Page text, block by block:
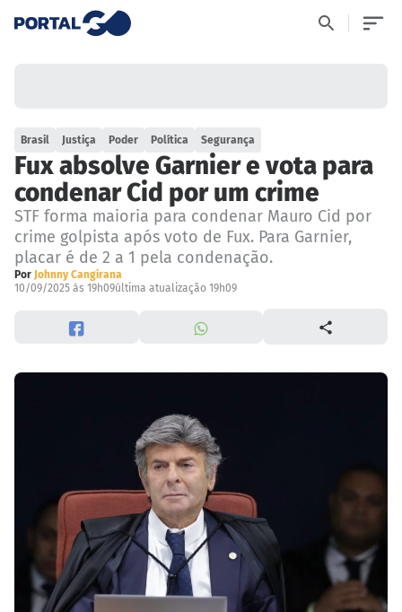
Brasil Justiça Poder Política Segurança
Fux absolve Garnier e vota para
condenar Cid por um crime
STF forma maioria para condenar Mauro Cid por
crime golpista após voto de Fux. Para Garnier,
placar é de 2 a 1 pela condenação.
Por Johnny Cangirana
10/09/2025 às 19h09última atualização 19h09